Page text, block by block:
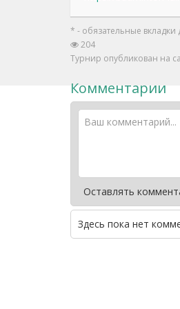
* - обязательные вкладки
204
Турнир опубликован на
Комментарии
Оставлять
Здесь пока нет